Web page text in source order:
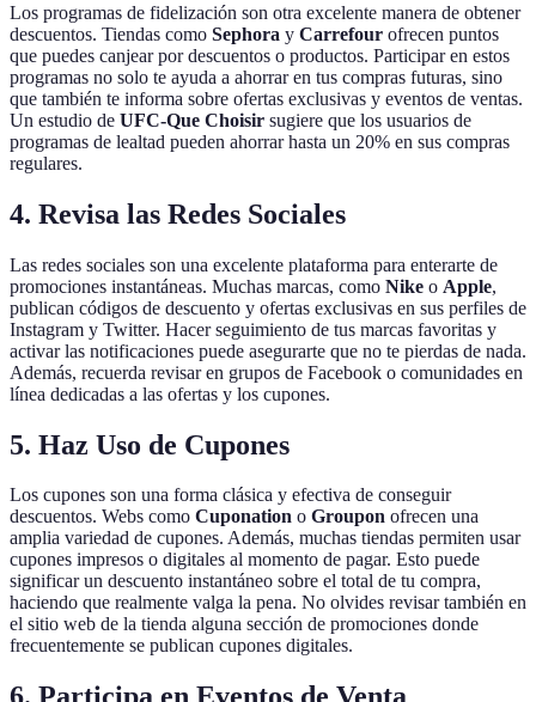
Los programas de fidelización son otra excelente manera de obtener
descuentos. Tiendas como Sephora y Carrefour ofrecen puntos
que puedes canjear por descuentos o productos. Participar en estos
programas no solo te ayuda a ahorrar en tus compras futuras, sino
que también te informa sobre ofertas exclusivas y eventos de ventas.
Un estudio de UFC-Que Choisir sugiere que los usuarios de
programas de lealtad pueden ahorrar hasta un 20% en sus compras
regulares.
4. Revisa las Redes Sociales
Las redes sociales son una excelente plataforma para enterarte de
promociones instantáneas. Muchas marcas, como Nike o Apple,
publican códigos de descuento y ofertas exclusivas en sus perfiles de
Instagram y Twitter. Hacer seguimiento de tus marcas favoritas y
activar las notificaciones puede asegurarte que no te pierdas de nada.
Además, recuerda revisar en grupos de Facebook o comunidades en
línea dedicadas a las ofertas y los cupones.
5. Haz Uso de Cupones
Los cupones son una forma clásica y efectiva de conseguir
descuentos. Webs como Cuponation o Groupon ofrecen una
amplia variedad de cupones. Además, muchas tiendas permiten usar
cupones impresos o digitales al momento de pagar. Esto puede
significar un descuento instantáneo sobre el total de tu compra,
haciendo que realmente valga la pena. No olvides revisar también en
el sitio web de la tienda alguna sección de promociones donde
frecuentemente se publican cupones digitales.